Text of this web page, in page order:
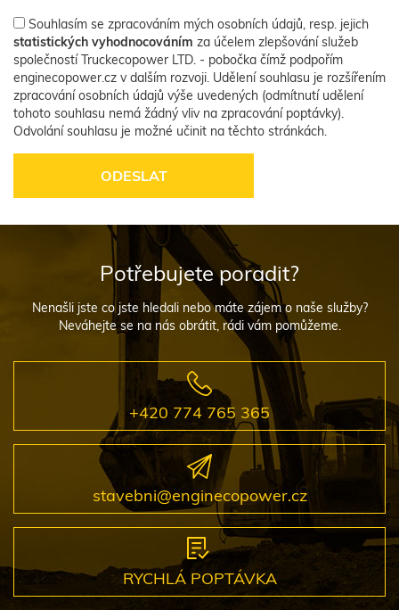
Souhlasím se zpracováním mých osobních údajů, resp. jejich
statistických vyhodnocováním za účelem zlepšování služeb
společností Truckecopower LTD. - pobočka čímž podpořím
enginecopower.cz v dalším rozvoji. Udělení souhlasu je rozšířením
zpracování osobních údajů výše uvedených (odmítnutí udělení
tohoto souhlasu nemá žádný vliv na zpracování poptávky).
Odvolání souhlasu je možné učinit na těchto stránkách.
Potřebujete poradit?
Nenašli jste co jste hledali nebo máte zájem o naše služby?
Neváhejte se na nás obrátit, rádi vám pomůžeme.
+420 774 765 365
stavebni@enginecopower.cz
RYCHLÁ POPTÁVKA